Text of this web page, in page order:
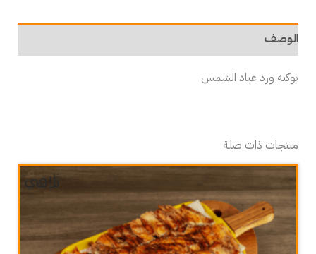
الوصف
بوكيه ورد عباد الشمس
منتجات ذات صلة